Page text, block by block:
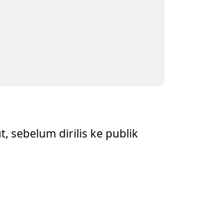
sebelum dirilis ke publik